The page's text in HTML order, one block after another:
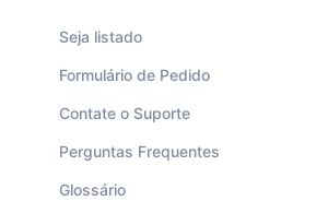
Seja listado
Formulário de Pedido
Contate o Suporte
Perguntas Frequentes
Glossário